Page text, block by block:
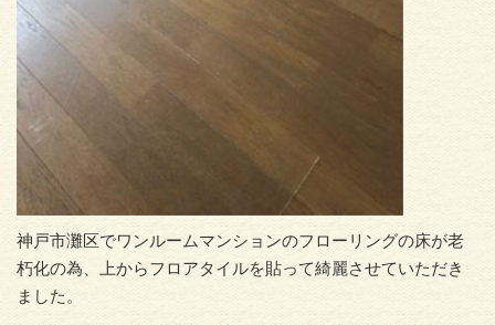
神戸市灘区でワンルームマンションのフローリングの床が老
朽化の為、上からフロアタイルを貼って綺麗させていただき
ました。